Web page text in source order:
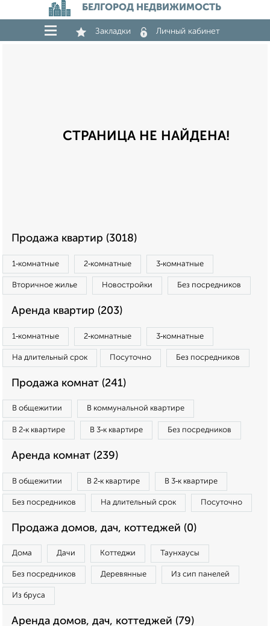
БЕЛГОРОД НЕДВИЖИМОСТЬ
Закладки Личный кабинет
СТРАНИЦА НЕ НАЙДЕНА!
Продажа квартир (3018)
1‑комнатные 2‑комнатные 3‑комнатные
Вторичное жилье Новостройки Без посредников
Аренда квартир (203)
1‑комнатные 2‑комнатные 3‑комнатные
На длительный срок Посуточно Без посредников
Продажа комнат (241)
В общежитии В коммунальной квартире
В 2‑к квартире В 3‑к квартире Без посредников
Аренда комнат (239)
В общежитии В 2‑к квартире В 3‑к квартире
Без посредников На длительный срок Посуточно
Продажа домов, дач, коттеджей (0)
Дома Дачи Коттеджи Таунхаусы
Без посредников Деревянные Из сип панелей
Из бруса
Аренда домов, дач, коттеджей (79)